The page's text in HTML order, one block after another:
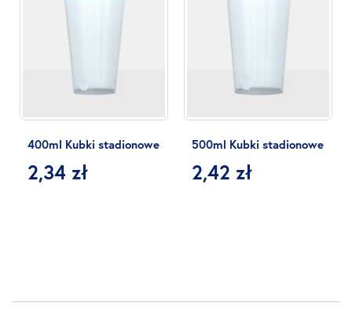
400ml Kubki stadionowe
2,34 zł
500ml Kubki stadionowe
2,42 zł